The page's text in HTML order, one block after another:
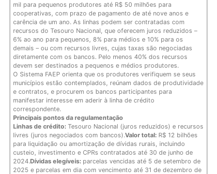
mil para pequenos produtores até R$ 50 milhões para
cooperativas, com prazo de pagamento de até nove anos e
carência de um ano. As linhas podem ser contratadas com
recursos do Tesouro Nacional, que oferecem juros reduzidos –
6% ao ano para pequenos, 8% para médios e 10% para os
demais – ou com recursos livres, cujas taxas são negociadas
diretamente com os bancos. Pelo menos 40% dos recursos
devem ser destinados a pequenos e médios produtores.
O Sistema FAEP orienta que os produtores verifiquem se seus
municípios estão contemplados, reúnam dados de produtividade
e contratos, e procurem os bancos participantes para
manifestar interesse em aderir à linha de crédito
correspondente.
Principais pontos da regulamentação
Linhas de crédito:Tesouro Nacional (juros reduzidos) e recursos
livres (juros negociados com bancos).Valor total: R$ 12 bilhões
para liquidação ou amortização de dívidas rurais, incluindo
custeio, investimento e CPRs contratados até 30 de junho de
2024.Dívidas elegíveis: parcelas vencidas até 5 de setembro de
2025 e parcelas em dia com vencimento até 31 de dezembro de